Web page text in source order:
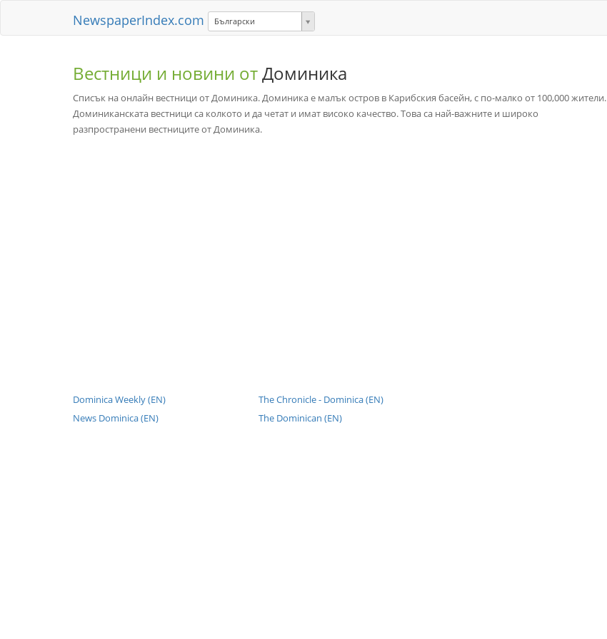
NewspaperIndex.com Български
Вестници и новини отДоминика
Списък на онлайн вестници от Доминика. Доминика е малък остров в Карибския басейн, с по-малко от 100,000 жители.
Доминиканската вестници са колкото и да четат и имат високо качество. Това са най-важните и широко
разпространени вестниците от Доминика.
Dominica Weekly (EN)
News Dominica (EN)
The Chronicle - Dominica (EN)
The Dominican (EN)